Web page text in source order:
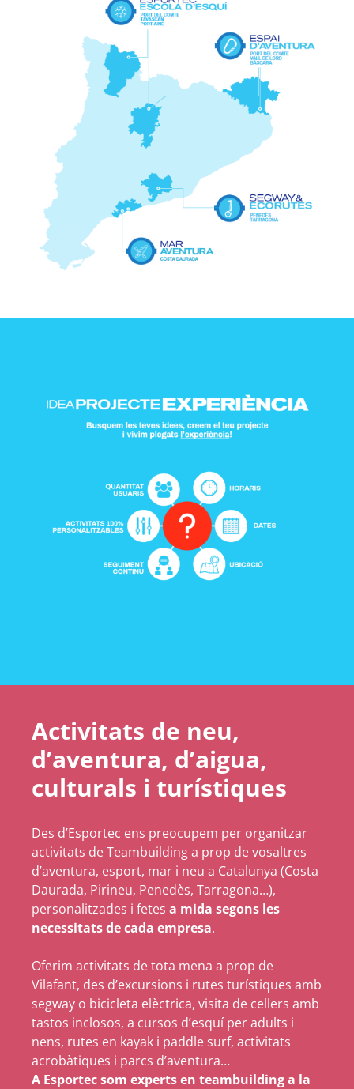
Activitats de neu,
d’aventura, d’aigua,
culturals i turístiques
Des d’Esportec ens preocupem per organitzar
activitats de Teambuilding a prop de vosaltres
d’aventura, esport, mar i neu a Catalunya (Costa
Daurada, Pirineu, Penedès, Tarragona…),
personalitzades i fetes a mida segons les
necessitats de cada empresa.
Oferim activitats de tota mena a prop de
Vilafant, des d’excursions i rutes turístiques amb
segway o bicicleta elèctrica, visita de cellers amb
tastos inclosos, a cursos d’esquí per adults i
nens, rutes en kayak i paddle surf, activitats
acrobàtiques i parcs d’aventura…
A Esportec som experts en teambuilding a la